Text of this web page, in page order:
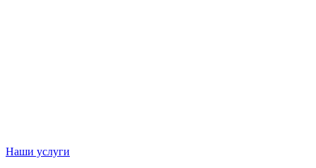
Наши услуги